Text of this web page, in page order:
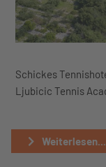
Schickes
Ljubicic Tennis
Weiterlesen...